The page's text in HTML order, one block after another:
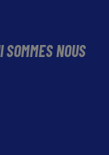
SOMMES NOUS